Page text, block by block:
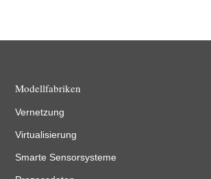
Modellfabriken
Vernetzung
Virtualisierung
Smarte Sensorsysteme